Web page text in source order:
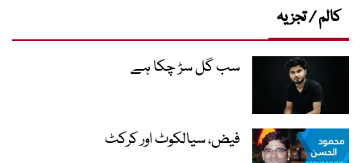
کالم / تجزیہ
سب گل سڑ چکا ہے
فیض، سیالکوٹ اور کرکٹ